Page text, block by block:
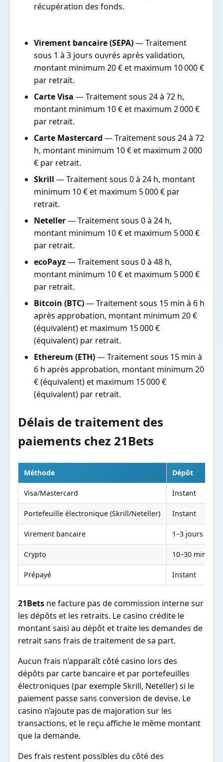
récupération des fonds.
Virement bancaire (SEPA)— Traitement
sous 1 à 3 jours ouvrés après validation,
montant minimum 20 € et maximum 10 000 €
par retrait.
Carte Visa — Traitement sous 24 à 72 h,
montant minimum 10 € et maximum 2 000 €
par retrait.
Carte Mastercard — Traitement sous 24 à 72
h, montant minimum 10 € et maximum 2 000
€ par retrait.
Skrill — Traitement sous 0 à 24 h, montant
minimum 10 € et maximum 5 000 € par
retrait.
Neteller— Traitement sous 0 à 24 h,
montant minimum 10 € et maximum 5 000 €
par retrait.
ecoPayz— Traitement sous 0 à 48 h,
montant minimum 10 € et maximum 5 000 €
par retrait.
Bitcoin (BTC)— Traitement sous 15 min à 6 h
après approbation, montant minimum 20 €
(équivalent) et maximum 15 000 €
(équivalent) par retrait.
Ethereum (ETH)— Traitement sous 15 min à
6 h après approbation, montant minimum 20
€ (équivalent) et maximum 15 000 €
(équivalent) par retrait.
Délais de traitement des
paiements chez 21Bets
Méthode Dépôt
Visa/Mastercard Instant
Portefeuille électronique (Skrill/Neteller) Instant
Virement bancaire 1–3 jours
Crypto 10–30 min
Prépayé Instant
21Bets ne facture pas de commission interne sur
les dépôts et les retraits. Le casino crédite le
montant saisi au dépôt et traite les demandes de
retrait sans frais de traitement de sa part.
Aucun frais n’apparaît côté casino lors des
dépôts par carte bancaire et par portefeuilles
électroniques (par exemple Skrill, Neteller) si le
paiement passe sans conversion de devise. Le
casino n’ajoute pas de majoration sur les
transactions, et le reçu affiche le même montant
que la demande.
Des frais restent possibles du côté des